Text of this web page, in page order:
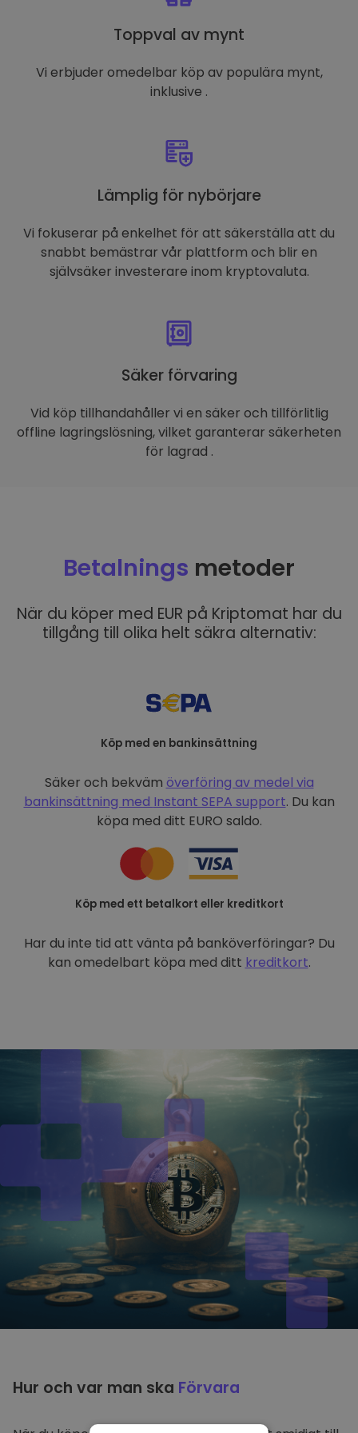
Toppval av mynt
Vi erbjuder omedelbar köp av populära mynt,
inklusive .
Lämplig för nybörjare
Vi fokuserar på enkelhet för att säkerställa att du
snabbt bemästrar vår plattform och blir en
självsäker investerare inom kryptovaluta.
Säker förvaring
Vid köp tillhandahåller vi en säker och tillförlitlig
offline lagringslösning, vilket garanterar säkerheten
för lagrad .
Betalnings metoder
När du köper med EUR på Kriptomat har du
tillgång till olika helt säkra alternativ:
Köp med en bankinsättning
Säker och bekväm överföring av medel via
bankinsättning med Instant SEPA support. Du kan
köpa med ditt EURO saldo.
Köp med ett betalkort eller kreditkort
Har du inte tid att vänta på banköverföringar? Du
kan omedelbart köpa med ditt kreditkort.
Hur och var man ska Förvara